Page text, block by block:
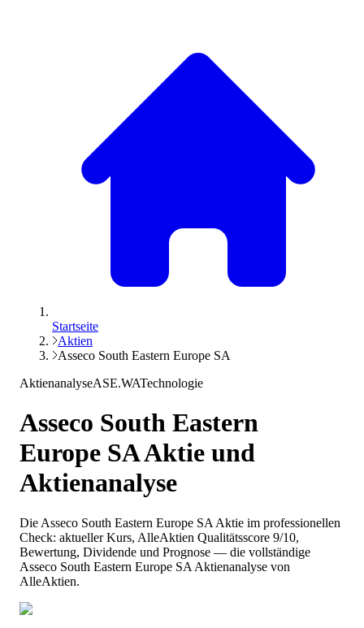
Startseite
Aktien
Asseco South Eastern Europe SA
AktienanalyseASE.WATechnologie
Asseco South Eastern
Europe SAAktie und
Aktienanalyse
Die Asseco South Eastern Europe SA Aktie im professionellen
Check: aktueller Kurs, AlleAktien Qualitätsscore 9/10,
Bewertung, Dividende und Prognose — die vollständige
Asseco South Eastern Europe SA Aktienanalyse von
AlleAktien.